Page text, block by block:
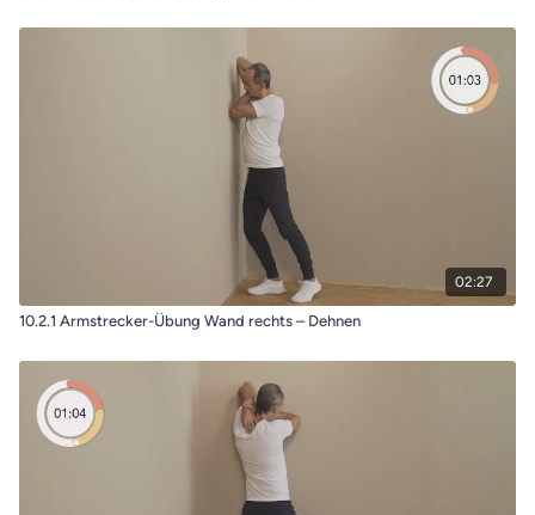
02:27
10.2.1 Armstrecker-Übung Wand rechts – Dehnen